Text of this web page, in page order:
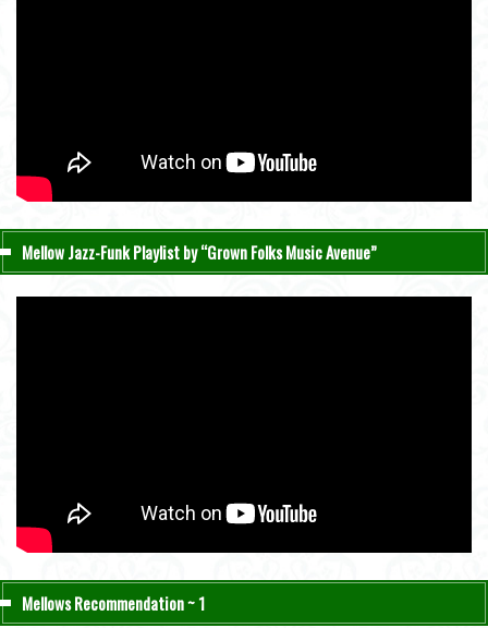
Mellow Jazz-Funk Playlist by “Grown Folks Music Avenue”
Mellows Recommendation ~ 1